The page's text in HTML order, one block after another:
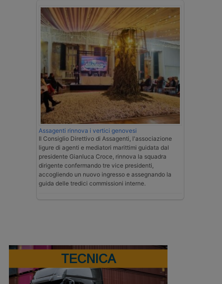
Assagenti rinnova i vertici genovesi
Il Consiglio Direttivo di Assagenti, l'associazione
ligure di agenti e mediatori marittimi guidata dal
presidente Gianluca Croce, rinnova la squadra
dirigente confermando tre vice presidenti,
accogliendo un nuovo ingresso e assegnando la
guida delle tredici commissioni interne.
TECNICA